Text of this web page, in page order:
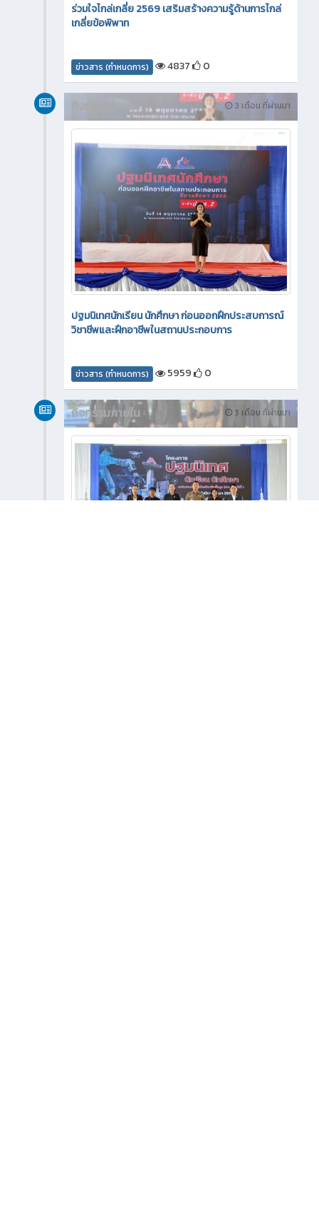
ร่วมใจไกล่เกลี่ย 2569 เสริมสร้างความรู้ด้านการไกล่
เกลี่ยข้อพิพาท
ข่าวสาร (กำหนดการ) 4837 0
3 เดือน ที่ผ่านมา
กิจกรรมภายใน
ปฐมนิเทศนักเรียน นักศึกษา ก่อนออกฝึกประสบการณ์
วิชาชีพและฝึกอาชีพในสถานประกอบการ
ข่าวสาร (กำหนดการ) 5959 0
3 เดือน ที่ผ่านมา
กิจกรรมภายใน